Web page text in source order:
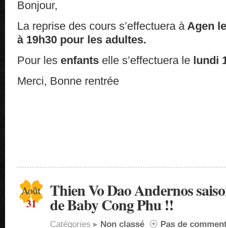
Bonjour,
La reprise des cours s’effectuera àAgen
à 19h30 pour les adultes.
Pour les enfants elle s’effectuera le lundi
Merci, Bonne rentrée
Août
31
Thien Vo Dao Andernos
de Baby Cong Phu !!
Catégories ▸ Non classé ⦿ Pas de